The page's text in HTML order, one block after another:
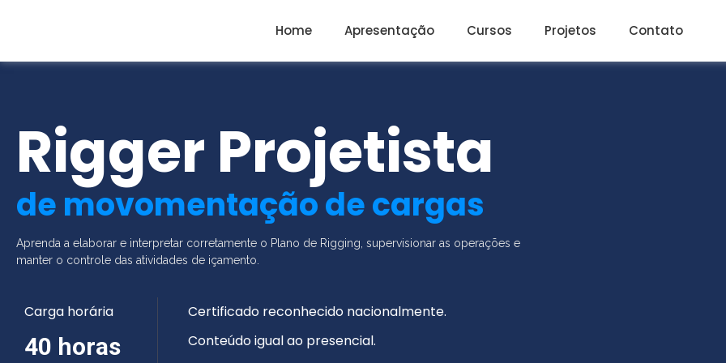
Home Apresentação Cursos Projetos Contato
Rigger Projetista
de movomentação de cargas
Aprenda a elaborar e interpretar corretamente o Plano de Rigging, supervisionar as operações e
manter o controle das atividades de içamento.
Carga horária
40 horas
Certificado reconhecido nacionalmente.
Conteúdo igual ao presencial.